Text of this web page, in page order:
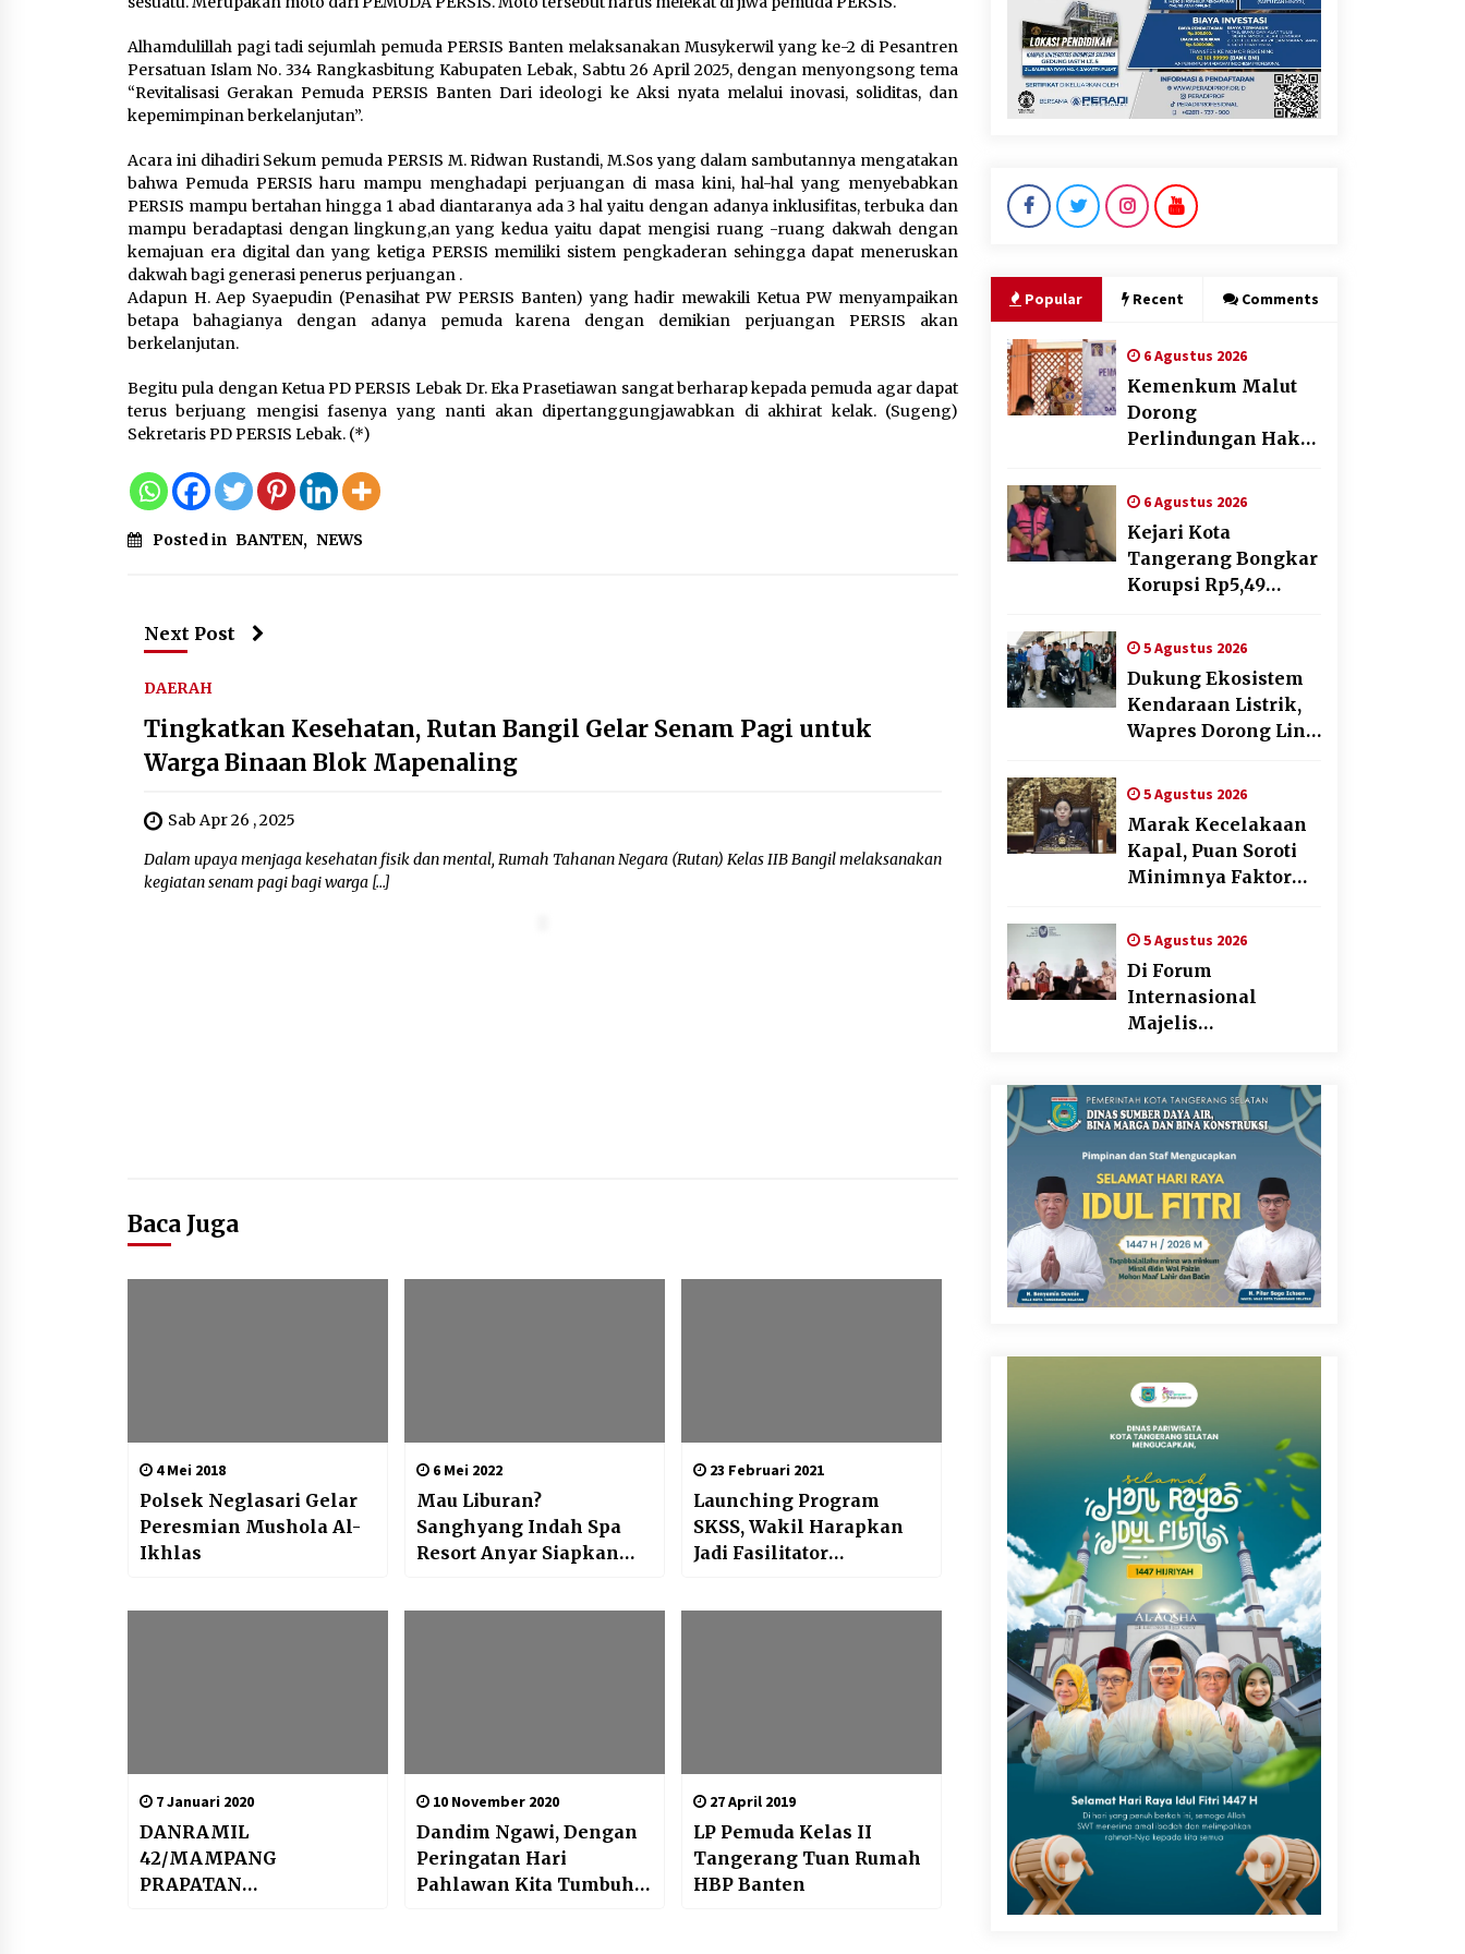
5 Agustus 2026
Respons Cepat Aduan Warga,
Wali Kota Serang Bantu Bedah
Rumah Roboh Korban
Bencana, Salurkan Bantuan
5 Agustus 2026
Wali Kota Serang Budi
Rustandi Berikan
Penghargaan kepada
5 Agustus 2026
Polres Cilegon Gelar Apel
Kesiapsiagaan Hadapi
Ancaman Kebakaran Akibat
Fenomena El Niño
Pemkot Cilegon Sampaikan
Rancangan KUA PPAS 2027,
Pendapatan Ditarget Rp2,03
Triliun
5 Agustus 2026
Melalui Ikrar Napiter, Lapas
Cilegon Dorong Reintegrasi
Sosial Berlandaskan Nilai
Kebangsaan
5 Agustus 2026
“Anak Kades Jadi Kaur
Bambu Meledak!”
Alhamdulillah pagi tadi sejumlah pemuda PERSIS Banten melaksanakan Musykerwil yang ke-2 di Pesantren
Persatuan Islam No. 334 Rangkasbitung Kabupaten Lebak, Sabtu 26 April 2025, dengan menyongsong tema
“Revitalisasi Gerakan Pemuda PERSIS Banten Dari ideologi ke Aksi nyata melalui inovasi, soliditas, dan
kepemimpinan berkelanjutan”.
Acara ini dihadiri Sekum pemuda PERSIS M. Ridwan Rustandi, M.Sos yang dalam sambutannya mengatakan
bahwa Pemuda PERSIS haru mampu menghadapi perjuangan di masa kini, hal-hal yang menyebabkan
PERSIS mampu bertahan hingga 1 abad diantaranya ada 3 hal yaitu dengan adanya inklusifitas, terbuka dan
mampu beradaptasi dengan lingkung,an yang kedua yaitu dapat mengisi ruang -ruang dakwah dengan
kemajuan era digital dan yang ketiga PERSIS memiliki sistem pengkaderan sehingga dapat meneruskan
dakwah bagi generasi penerus perjuangan .
Adapun H. Aep Syaepudin (Penasihat PW PERSIS Banten) yang hadir mewakili Ketua PW menyampaikan
betapa bahagianya dengan adanya pemuda karena dengan demikian perjuangan PERSIS akan
berkelanjutan.
Begitu pula dengan Ketua PD PERSIS Lebak Dr. Eka Prasetiawan sangat berharap kepada pemuda agar dapat
terus berjuang mengisi fasenya yang nanti akan dipertanggungjawabkan di akhirat kelak. (Sugeng)
Sekretaris PD PERSIS Lebak. (*)
Posted in BANTEN, NEWS
Next Post
DAERAH
Tingkatkan Kesehatan, Rutan Bangil Gelar Senam Pagi untuk
Warga Binaan Blok Mapenaling
Sab Apr 26 , 2025
Dalam upaya menjaga kesehatan fisik dan mental, Rumah Tahanan Negara (Rutan) Kelas IIB Bangil melaksanakan
kegiatan senam pagi bagi warga […]
Baca Juga
4 Mei 2018
Polsek Neglasari Gelar
Peresmian Mushola Al-
Ikhlas
6 Mei 2022
Mau Liburan?
Sanghyang Indah Spa
Resort Anyar Siapkan
Menarik
23 Februari 2021
Launching Program
SKSS, Wakil Harapkan
Jadi Fasilitator
7 Januari 2020
DANRAMIL
42/MAMPANG
PRAPATAN
10 November 2020
Dandim Ngawi, Dengan
Peringatan Hari
Pahlawan Kita Tumbuh
27 April 2019
LP Pemuda Kelas II
Tangerang Tuan Rumah
HBP Banten
Popular Recent Comments
6 Agustus 2026
Kemenkum Malut
Dorong
Perlindungan Hak
Digital,
Sosialisasikan
Pencatatan Gratis
dan Penguatan
Royalti
6 Agustus 2026
Kejari Kota
Tangerang Bongkar
Korupsi Rp5,49
Pesawat Fiktif, Eks
VP Angkasa Pura
Kargo Ditahan
5 Agustus 2026
Dukung Ekosistem
Kendaraan Listrik,
Wapres Dorong Link
Pendidikan–Industri
5 Agustus 2026
Marak Kecelakaan
Kapal, Puan Soroti
Minimnya Faktor
Transportasi Laut
5 Agustus 2026
Di Forum
Internasional
Majelis
Soekarnoputri
Tegaskan
Kepemimpinan
Perempuan Bukan
Dominasi, Tapi
Merawat Dan
Merangkul